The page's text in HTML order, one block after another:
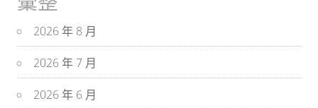
2026 年 8 月
2026 年 7 月
2026 年 6 月